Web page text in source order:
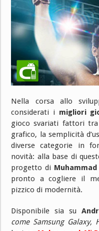
Nella corsa allo
considerati i migliori
gioco svariati fattori
grafico, la semplicità
diverse categorie in
novità: alla base di
progetto di
pronto a cogliere il
pizzico di modernità.
Disponibile sia su
come Samsung